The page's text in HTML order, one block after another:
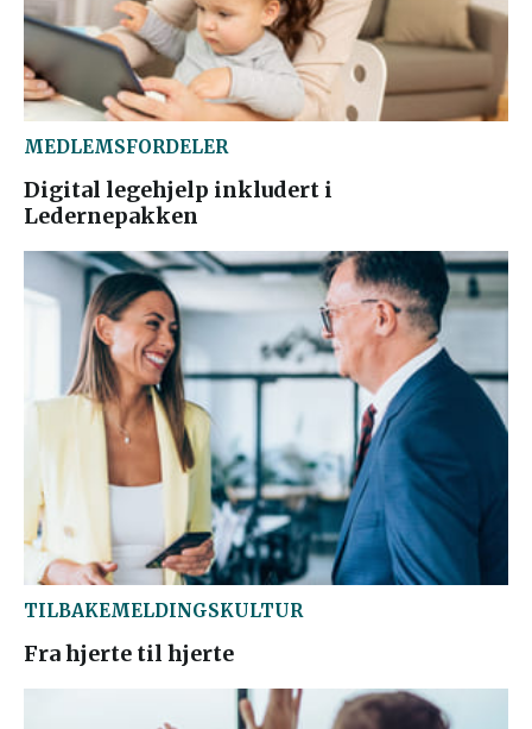
MEDLEMSFORDELER
Digital legehjelp inkludert i
Ledernepakken
TILBAKEMELDINGSKULTUR
Fra hjerte til hjerte